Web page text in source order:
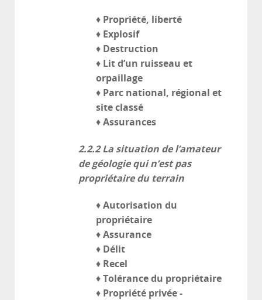
♦ Propriété, liberté
♦ Explosif
♦ Destruction
♦ Lit d’un ruisseau et
orpaillage
♦ Parc national, régional et
site classé
♦ Assurances
2.2.2La situation de l’amateur
de géologie qui n’est pas
propriétaire du terrain
♦ Autorisation du
propriétaire
♦ Assurance
♦ Délit
♦ Recel
♦ Tolérance du propriétaire
♦ Propriété privée -